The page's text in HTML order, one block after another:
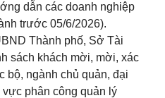
dẫn các doanh nghiệp
trước 05/6/2026).
Thành phố, Sở Tài
sách khách mời, mời, xác
bộ, ngành chủ quản, đại
phân công quản lý